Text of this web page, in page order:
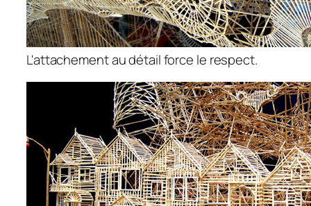
L'attachement au détail force le respect.